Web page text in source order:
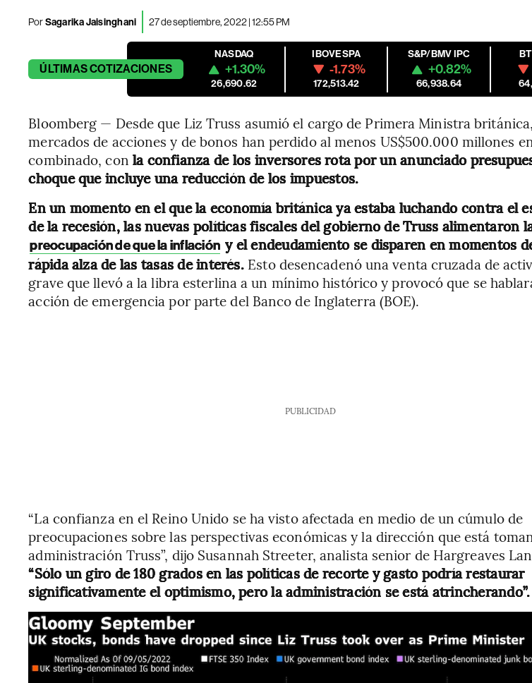
PorSagarika Jaisinghani 27 de septiembre, 2022 | 12:55 PM
ÚLTIMASCOTIZACIONES
NASDAQ
+1.30%
26,690.62
IBOVESPA
-1.73%
172,513.42
S&P/BMV IPC
+0.82%
66,938.64
Bloomberg — Desde que Liz Truss asumió el cargo de Primera Ministra
mercados de acciones y de bonos han perdido al menos US$500.000 millones
combinado, con la confianza de los inversores rota por un anunciado
choque que incluye una reducción de los impuestos.
En un momento en el que la economía británica ya estaba luchando contra el
de la recesión, las nuevas políticas fiscales del gobierno de Truss alimentaron
preocupación de que la inflación y el endeudamiento se disparen en momentos
rápida alza de las tasas de interés. Esto desencadenó una venta cruzada de
grave que llevó a la libra esterlina a un mínimo histórico y provocó que se
acción de emergencia por parte del Banco de Inglaterra (BOE).
PUBLICIDAD
“La confianza en el Reino Unido se ha visto afectada en medio de un cúmulo de
preocupaciones sobre las perspectivas económicas y la dirección que está
administración Truss”, dijo Susannah Streeter, analista senior de Hargreaves
“Sólo un giro de 180 grados en las políticas de recorte y gasto podría restaurar
significativamente el optimismo, pero la administración se está atrincherando”.